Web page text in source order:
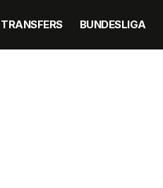
TRANSFERS BUNDESLIGA